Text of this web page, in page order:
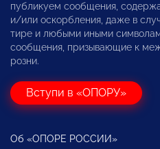
публикуем сообщения,
и/или оскорбления, даже в
тире и любыми иными
сообщения, призывающие к
розни.
Вступи в «ОПОРУ»
Об «ОПОРЕ РОССИИ»